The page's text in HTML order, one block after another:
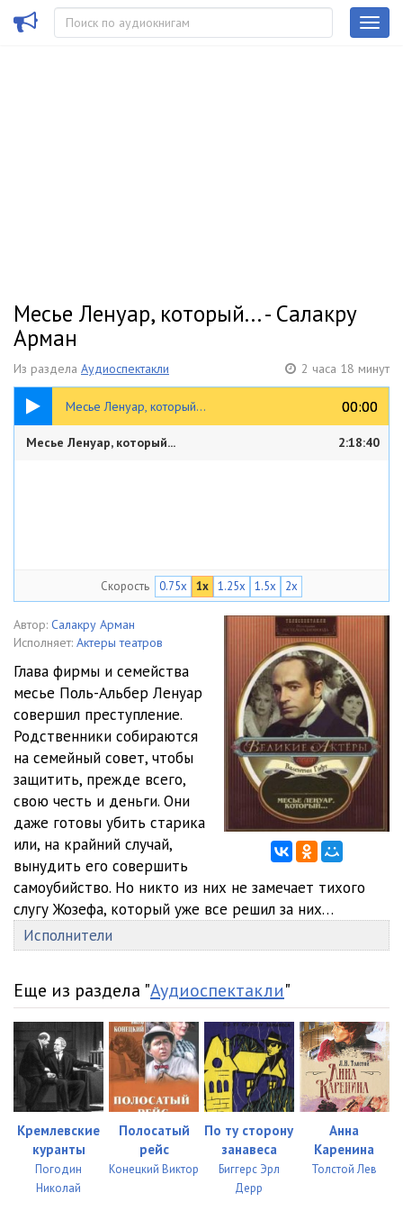
Месье Ленуар, который... - Салакру
Арман
Из раздела Аудиоспектакли 2 часа 18 минут
Месье Ленуар, который... 00:00
00:00
2:18:40
Месье Ленуар, который... 2:18:40
Скорость 0.75x 1x 1.25x 1.5x 2x
Автор: Салакру Арман
Исполняет: Актеры театров
Глава фирмы и семейства
месье Поль-Альбер Ленуар
совершил преступление.
Родственники собираются
на семейный совет, чтобы
защитить, прежде всего,
свою честь и деньги. Они
даже готовы убить старика
или, на крайний случай,
вынудить его совершить
самоубийство. Но никто из них не замечает тихого
слугу Жозефа, который уже все решил за них…
Исполнители
Еще из раздела "Аудиоспектакли"
Кремлевские
куранты
Погодин
Николай
Полосатый
рейс
Конецкий Виктор
По ту сторону
занавеса
Биггерс Эрл
Дерр
Анна
Каренина
Толстой Лев